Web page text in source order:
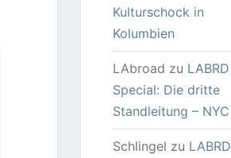
Kulturschock in
Kolumbien
LAbroad zu LABRD
Special: Die dritte
Standleitung – NYC
Schlingel zu LABRD